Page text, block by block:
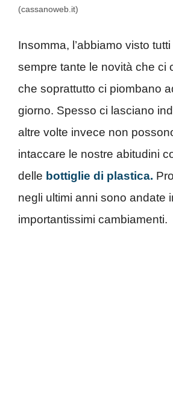
(cassanoweb.it)
Insomma, l’abbiamo visto
sempre tante le novità che ci
che soprattutto ci piombano
giorno. Spesso ci lasciano
altre volte invece non
intaccare le nostre abitudini
delle bottiglie di plastica.
negli ultimi anni sono andate
importantissimi cambiamenti.